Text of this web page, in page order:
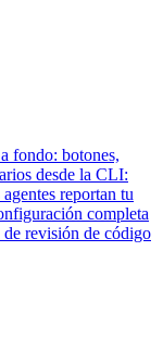
fondo: botones,
desde la CLI:
reportan tu
completa
revisión de código